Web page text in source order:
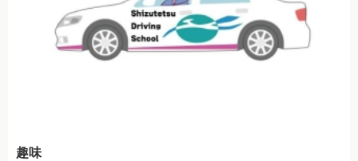
準中型車
中型一種
大型二種
趣味